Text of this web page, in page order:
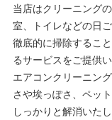
当店はクリーニング
室、トイレなどの日
徹底的に掃除するこ
るサービスをご提供い
エアコンクリーニン
さや埃っぽさ、ペッ
しっかりと解消いた